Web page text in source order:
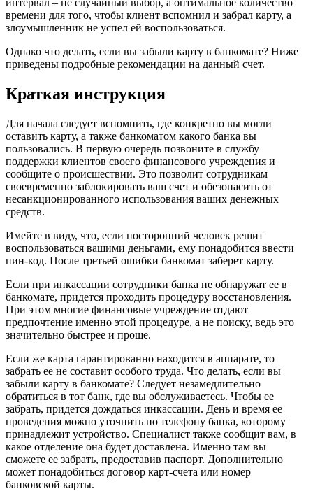
времени для того, чтобы клиент вспомнил и забрал карту, а
злоумышленник не успел ей воспользоваться.
Однако что делать, если вы забыли карту в банкомате? Ниже
приведены подробные рекомендации на данный счет.
Краткая инструкция
Для начала следует вспомнить, где конкретно вы могли
оставить карту, а также банкоматом какого банка вы
пользовались. В первую очередь позвоните в службу
поддержки клиентов своего финансового учреждения и
сообщите о происшествии. Это позволит сотрудникам
своевременно заблокировать ваш счет и обезопасить от
несанкционированного использования ваших денежных
средств.
Имейте в виду, что, если посторонний человек решит
воспользоваться вашими деньгами, ему понадобится ввести
пин-код. После третьей ошибки банкомат заберет карту.
Если при инкассации сотрудники банка не обнаружат ее в
банкомате, придется проходить процедуру восстановления.
При этом многие финансовые учреждение отдают
предпочтение именно этой процедуре, а не поиску, ведь это
значительно быстрее и проще.
Если же карта гарантированно находится в аппарате, то
забрать ее не составит особого труда. Что делать, если вы
забыли карту в банкомате? Следует незамедлительно
обратиться в тот банк, где вы обслуживаетесь. Чтобы ее
забрать, придется дождаться инкассации. День и время ее
проведения можно уточнить по телефону банка, которому
принадлежит устройство. Специалист также сообщит вам, в
какое отделение она будет доставлена. Именно там вы
сможете ее забрать, предоставив паспорт. Дополнительно
может понадобиться договор карт-счета или номер
банковской карты.